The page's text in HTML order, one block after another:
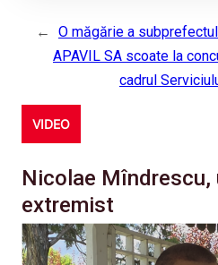
←
O măgărie a
APAVIL SA scoate la
cadrul
VIDEO
Nicolae Mîndrescu,
extremist